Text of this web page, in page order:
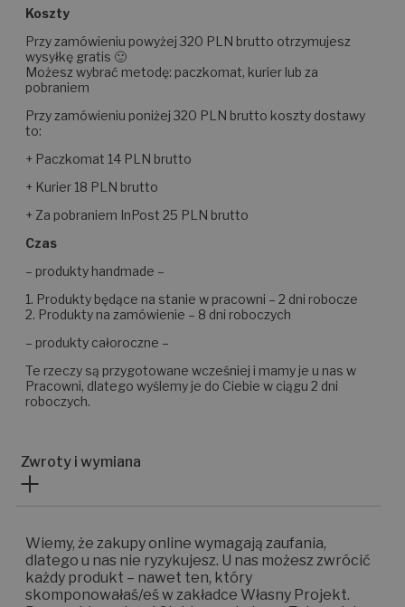
Koszty
Przy zamówieniu powyżej 320 PLN brutto otrzymujesz
wysyłkę gratis 🙂
Możesz wybrać metodę: paczkomat, kurier lub za
pobraniem
Przy zamówieniu poniżej 320 PLN brutto koszty dostawy
to:
+ Paczkomat 14 PLN brutto
+ Kurier 18 PLN brutto
+ Za pobraniem InPost 25 PLN brutto
Czas
– produkty handmade –
1. Produkty będące na stanie w pracowni – 2 dni robocze
2. Produkty na zamówienie – 8 dni roboczych
– produkty całoroczne –
Te rzeczy są przygotowane wcześniej i mamy je u nas w
Pracowni, dlatego wyślemy je do Ciebie w ciągu 2 dni
roboczych.
Zwroty i wymiana
Wiemy, że zakupy online wymagają zaufania,
dlatego u nas nie ryzykujesz. U nas możesz zwrócić
każdy produkt – nawet ten, który
skomponowałaś/eś w zakładce Własny Projekt.